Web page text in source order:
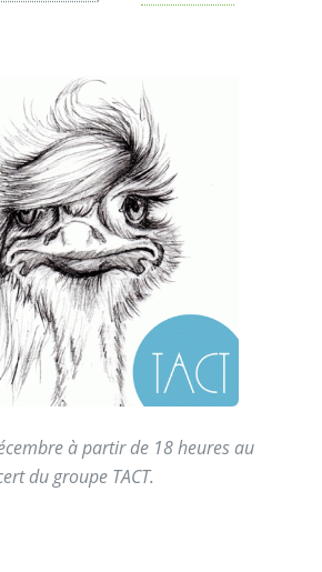
à partir de 18 heures au
du groupe TACT.